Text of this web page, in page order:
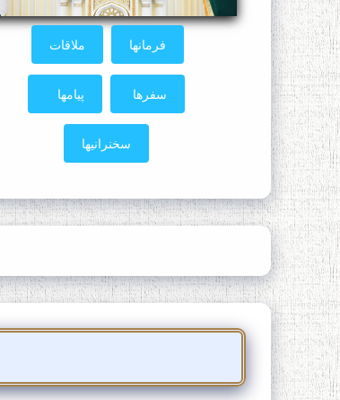
ملاقات فرمانها
پیامها سفرها
سخنرانیها